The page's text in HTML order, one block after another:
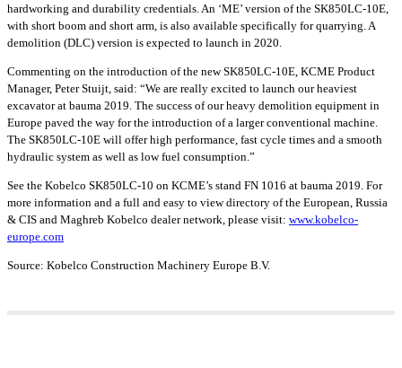
hardworking and durability credentials. An ‘ME’ version of the SK850LC-10E,
with short boom and short arm, is also available specifically for quarrying. A
demolition (DLC) version is expected to launch in 2020.
Commenting on the introduction of the new SK850LC-10E, KCME Product
Manager, Peter Stuijt, said: “We are really excited to launch our heaviest
excavator at bauma 2019. The success of our heavy demolition equipment in
Europe paved the way for the introduction of a larger conventional machine.
The SK850LC-10E will offer high performance, fast cycle times and a smooth
hydraulic system as well as low fuel consumption.”
See the Kobelco SK850LC-10 on KCME’s stand FN 1016 at bauma 2019. For
more information and a full and easy to view directory of the European, Russia
& CIS and Maghreb Kobelco dealer network, please visit: www.kobelco-
europe.com
Source: Kobelco Construction Machinery Europe B.V.